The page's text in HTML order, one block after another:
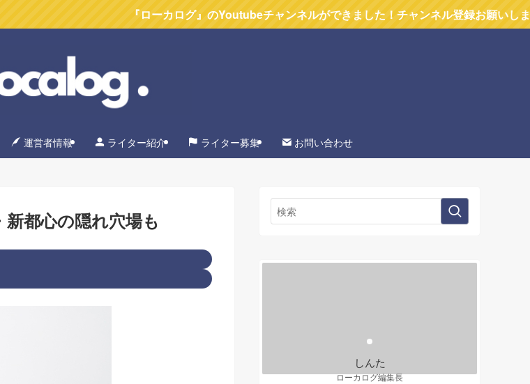
『ローカログ』のYoutubeチャンネルができました！チャンネル登録お願いします
運営者情報 ライター紹介 ライター募集 お問い合わせ
都心の隠れ穴場も
しんた
ローカログ編集長